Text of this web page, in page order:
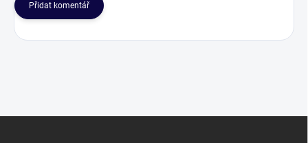
Přidat komentář